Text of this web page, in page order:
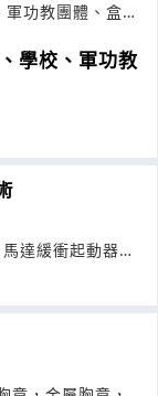
軍功教團體、盒
學校、軍功教
達緩衝起動器及